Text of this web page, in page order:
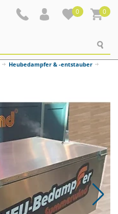
0 0
Heubedampfer & -entstauber